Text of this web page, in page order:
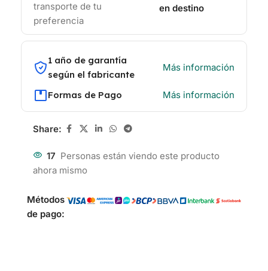
transporte de tu
preferencia
en destino
1 año de garantía
según el fabricante
Más información
Formas de Pago Más información
Share:
17 Personas están viendo este producto
ahora mismo
Métodos
de pago: